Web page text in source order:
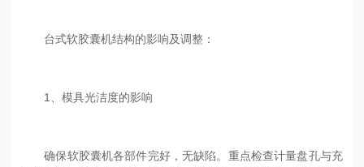
台式软胶囊机结构的影响及调整：
1、模具光洁度的影响
确保软胶囊机各部件完好，无缺陷。重点检查计量盘孔与充